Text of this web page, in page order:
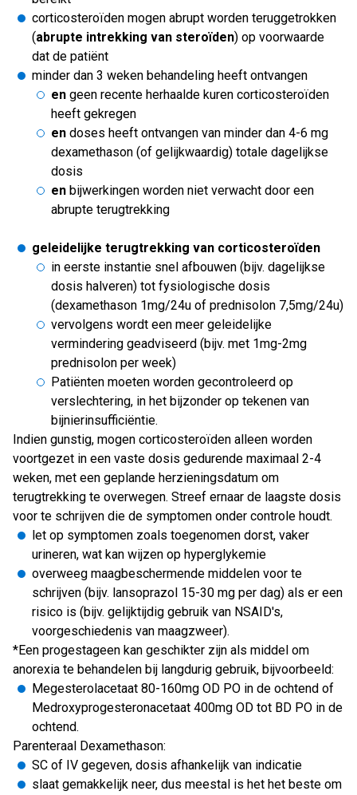
corticosteroïden mogen abrupt worden teruggetrokken
(abrupte intrekking van steroïden) op voorwaarde
dat de patiënt
minder dan 3 weken behandeling heeft ontvangen
en geen recente herhaalde kuren corticosteroïden
heeft gekregen
en doses heeft ontvangen van minder dan 4-6 mg
dexamethason (of gelijkwaardig) totale dagelijkse
dosis
en bijwerkingen worden niet verwacht door een
abrupte terugtrekking
geleidelijke terugtrekking van corticosteroïden
in eerste instantie snel afbouwen (bijv. dagelijkse
dosis halveren) tot fysiologische dosis
(dexamethason 1mg/24u of prednisolon 7,5mg/24u)
vervolgens wordt een meer geleidelijke
vermindering geadviseerd (bijv. met 1mg-2mg
prednisolon per week)
Patiënten moeten worden gecontroleerd op
verslechtering, in het bijzonder op tekenen van
bijnierinsufficiëntie.
Indien gunstig, mogen corticosteroïden alleen worden
voortgezet in een vaste dosis gedurende maximaal 2-4
weken, met een geplande herzieningsdatum om
terugtrekking te overwegen. Streef ernaar de laagste dosis
voor te schrijven die de symptomen onder controle houdt.
let op symptomen zoals toegenomen dorst, vaker
urineren, wat kan wijzen op hyperglykemie
overweeg maagbeschermende middelen voor te
schrijven (bijv. lansoprazol 15-30 mg per dag) als er een
risico is (bijv. gelijktijdig gebruik van NSAID's,
voorgeschiedenis van maagzweer).
*Een progestageen kan geschikter zijn als middel om
anorexia te behandelen bij langdurig gebruik, bijvoorbeeld:
Megesterolacetaat 80-160mg OD PO in de ochtend of
Medroxyprogesteronacetaat 400mg OD tot BD PO in de
ochtend.
Parenteraal Dexamethason:
SC of IV gegeven, dosis afhankelijk van indicatie
slaat gemakkelijk neer, dus meestal is het het beste om